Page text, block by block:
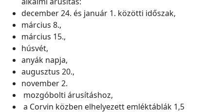
december 24. és január 1. közötti időszak,
március 8.,
március 15.,
húsvét,
anyák napja,
augusztus 20.,
november 2.
mozgóbolti árusításhoz,
a Corvin közben elhelyezett emléktáblák 1,5